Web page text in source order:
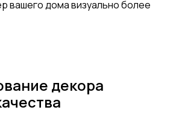
вашего дома визуально более
декора